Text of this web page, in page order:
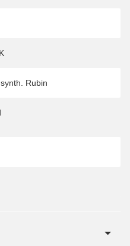
synth. Rubin